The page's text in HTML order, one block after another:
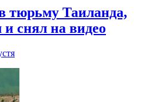
тюрьму Таиланда,
и снял на видео